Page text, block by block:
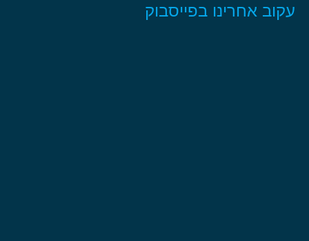
עקוב אחרינו בפייסבוק